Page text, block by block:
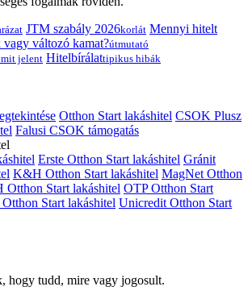
JTM szabály 2026korlát Mennyi hitelt
vagy változó kamat?útmutató
jelent Hitelbírálattipikus hibák
Otthon Start lakáshitel CSOK Plusz
Falusi CSOK támogatás
Erste Otthon Start lakáshitel Gránit
K&H Otthon Start lakáshitel MagNet Otthon
Otthon Start lakáshitel OTP Otthon Start
Start lakáshitel Unicredit Otthon Start
hogy tudd, mire vagy jogosult.